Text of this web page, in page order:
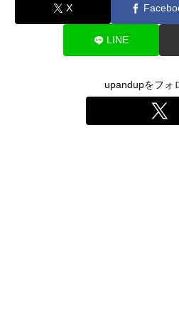
X
LINE
upandupをフォ